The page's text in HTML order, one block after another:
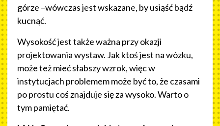
górze –wówczas jest wskazane, by usiąść bądź
kucnąć.
Wysokość jest także ważna przy okazji
projektowania wystaw. Jak ktoś jest na wózku,
może też mieć słabszy wzrok, więc w
instytucjach problemem może być to, że czasami
po prostu coś znajduje się za wysoko. Warto o
tym pamiętać.